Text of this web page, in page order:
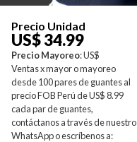
Precio Unidad
US$ 34.99
Precio Mayoreo: US$
Ventas x mayor o mayoreo
desde 100 pares de guantes al
precio FOB Perú de US$ 8.99
cada par de guantes,
contáctanos a través de nuestro
WhatsApp o escríbenos a: